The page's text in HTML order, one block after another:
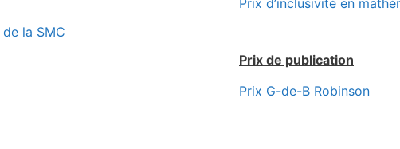
la SMC
Prix de publication
Prix G-de-B Robinson